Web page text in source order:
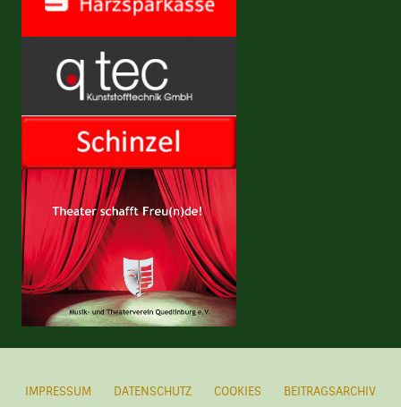
IMPRESSUM DATENSCHUTZ COOKIES
BEITRAGSARCHIV